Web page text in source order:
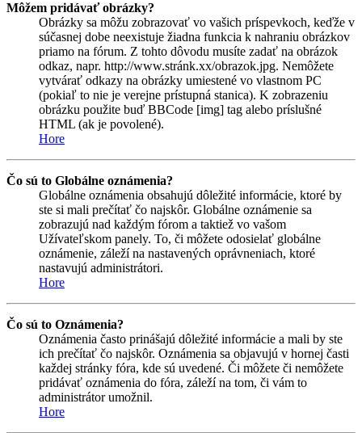
Môžem pridávať obrázky?
Obrázky sa môžu zobrazovať vo vašich príspevkoch, keďže v
súčasnej dobe neexistuje žiadna funkcia k nahraniu obrázkov
priamo na fórum. Z tohto dôvodu musíte zadať na obrázok
odkaz, napr. http://www.stránk.xx/obrazok.jpg. Nemôžete
vytvárať odkazy na obrázky umiestené vo vlastnom PC
(pokiaľ to nie je verejne prístupná stanica). K zobrazeniu
obrázku použite buď BBCode [img] tag alebo príslušné
HTML (ak je povolené).
Hore
Čo sú to Globálne oznámenia?
Globálne oznámenia obsahujú dôležité informácie, ktoré by
ste si mali prečítať čo najskôr. Globálne oznámenie sa
zobrazujú nad každým fórom a taktiež vo vašom
Užívateľskom panely. To, či môžete odosielať globálne
oznámenie, záleží na nastavených oprávneniach, ktoré
nastavujú administrátori.
Hore
Čo sú to Oznámenia?
Oznámenia často prinášajú dôležité informácie a mali by ste
ich prečítať čo najskôr. Oznámenia sa objavujú v hornej časti
každej stránky fóra, kde sú uvedené. Či môžete či nemôžete
pridávať oznámenia do fóra, záleží na tom, či vám to
administrátor umožnil.
Hore